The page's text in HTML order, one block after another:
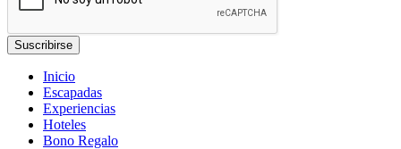
Inicio
Escapadas
Experiencias
Hoteles
Bono Regalo